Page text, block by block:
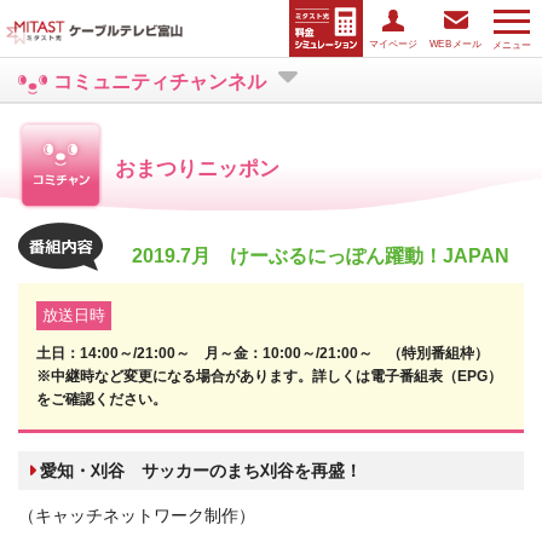
メニュー
マイページ WEBメール
コミュニティチャンネル
おまつりニッポン
2019.7月 けーぶるにっぽん躍動！JAPAN
放送日時
土日：14:00～/21:00～ 月～金：10:00～/21:00～ （特別番組枠）
※中継時など変更になる場合があります。詳しくは電子番組表（EPG）
をご確認ください。
愛知・刈谷 サッカーのまち刈谷を再盛！
（キャッチネットワーク制作）